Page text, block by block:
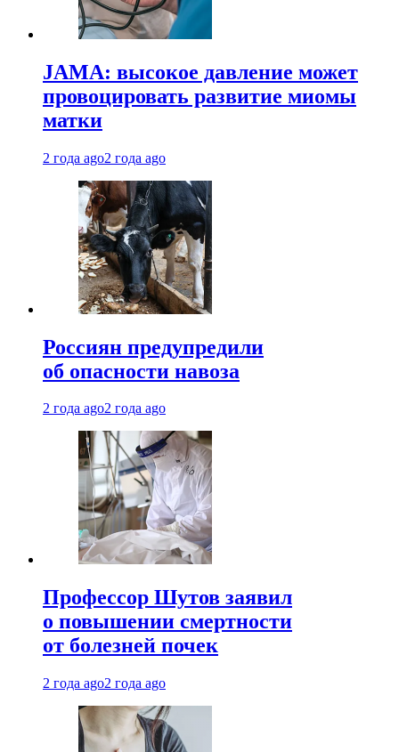
JAMA: высокое давление может
провоцировать развитие миомы
матки
2 года ago2 года ago
Россиян предупредили
об опасности навоза
2 года ago2 года ago
Профессор Шутов заявил
о повышении смертности
от болезней почек
2 года ago2 года ago